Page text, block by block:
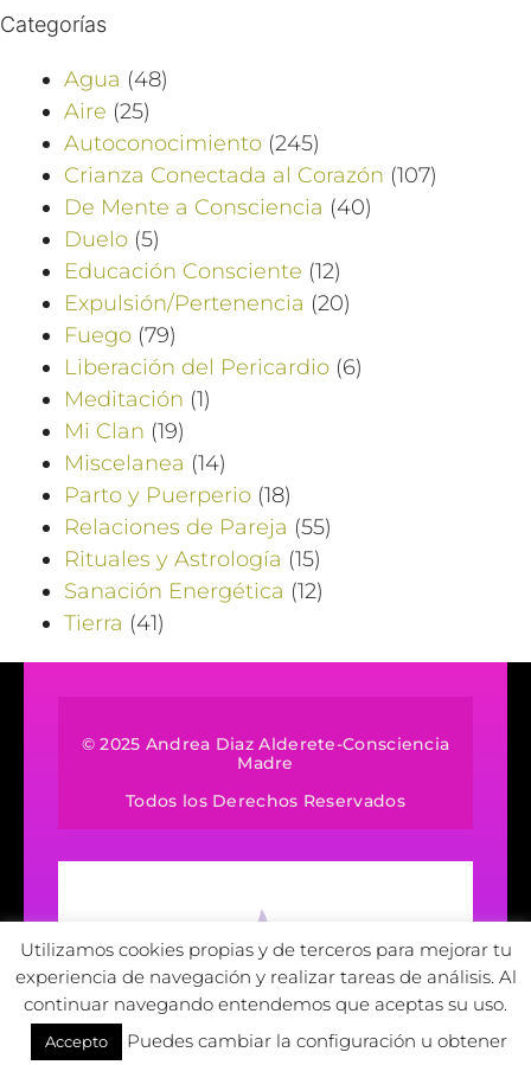
Categorías
Agua (48)
Aire (25)
Autoconocimiento (245)
Crianza Conectada al Corazón (107)
De Mente a Consciencia (40)
Duelo (5)
Educación Consciente (12)
Expulsión/Pertenencia (20)
Fuego (79)
Liberación del Pericardio (6)
Meditación (1)
Mi Clan (19)
Miscelanea (14)
Parto y Puerperio (18)
Relaciones de Pareja (55)
Rituales y Astrología (15)
Sanación Energética (12)
Tierra (41)
© 2025 Andrea Diaz Alderete-Consciencia
Madre
Todos los Derechos Reservados
Utilizamos cookies propias y de terceros para mejorar tu
experiencia de navegación y realizar tareas de análisis. Al
continuar navegando entendemos que aceptas su uso.
Accepto
Puedes cambiar la configuración u obtener